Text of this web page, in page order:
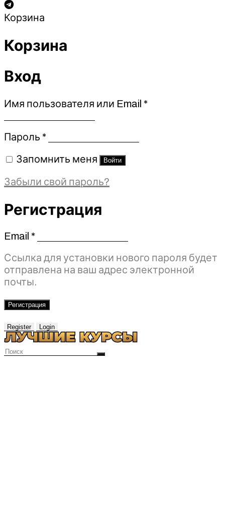
Корзина
Корзина
Вход
Имя пользователя или Email *Обязательно
Пароль *Обязательно
Запомнить меня Войти
Забыли свой пароль?
Регистрация
Email *Обязательно
Ссылка для установки нового пароля будет
отправлена ​​на ваш адрес электронной
почты.
Регистрация
Register Login